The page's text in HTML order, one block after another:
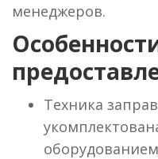
менеджеров.
Техника